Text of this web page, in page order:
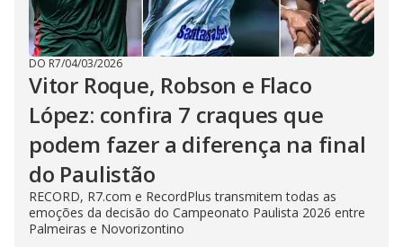
DO R7/04/03/2026
Vitor Roque, Robson e Flaco
López: confira 7 craques que
podem fazer a diferença na final
do Paulistão
RECORD, R7.com e RecordPlus transmitem todas as
emoções da decisão do Campeonato Paulista 2026 entre
Palmeiras e Novorizontino